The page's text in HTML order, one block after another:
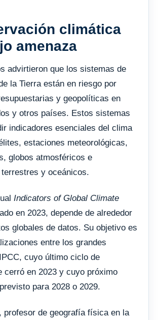
climática
amenaza
advirtieron que los sistemas de
la Tierra están en riesgo por
y geopolíticas en
y otros países. Estos sistemas
indicadores esenciales del clima
estaciones meteorológicas,
globos atmosféricos e
y oceánicos.
Indicators of Global Climate
en 2023, depende de alrededor
globales de datos. Su objetivo es
entre los grandes
cuyo último ciclo de
cerró en 2023 y cuyo próximo
para 2028 o 2029.
profesor de geografía física en la